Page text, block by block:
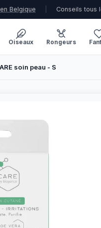
Belgique Conseils tous
Oiseaux Rongeurs
soin peau - S